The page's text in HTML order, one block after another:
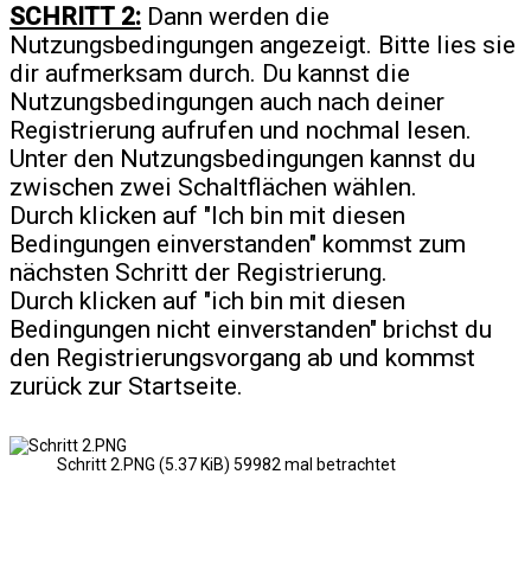
SCHRITT 2: Dann werden die
Nutzungsbedingungen angezeigt. Bitte lies sie
dir aufmerksam durch. Du kannst die
Nutzungsbedingungen auch nach deiner
Registrierung aufrufen und nochmal lesen.
Unter den Nutzungsbedingungen kannst du
zwischen zwei Schaltflächen wählen.
Durch klicken auf "Ich bin mit diesen
Bedingungen einverstanden" kommst zum
nächsten Schritt der Registrierung.
Durch klicken auf "ich bin mit diesen
Bedingungen nicht einverstanden" brichst du
den Registrierungsvorgang ab und kommst
zurück zur Startseite.
Schritt 2.PNG (5.37 KiB) 59982 mal betrachtet